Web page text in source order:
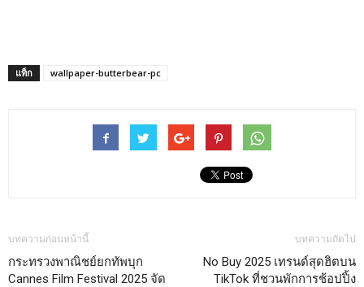
แท็ก wallpaper-butterbear-pc
บทความก่อนหน้านี้
กระทรวงพาณิชย์ยกทัพบุก
Cannes Film Festival 2025 จัด
บทความถัดไป
No Buy 2025 เทรนด์สุดฮิตบน
TikTok ที่ชวนพักการช้อปปิ้ง